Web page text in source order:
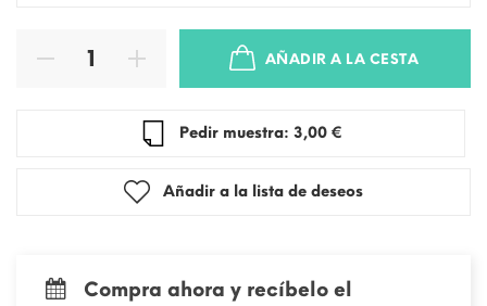
AÑADIR A LA CESTA
Pedir muestra: 3,00 €
Añadir a la lista de deseos
Compra ahora y recíbelo el